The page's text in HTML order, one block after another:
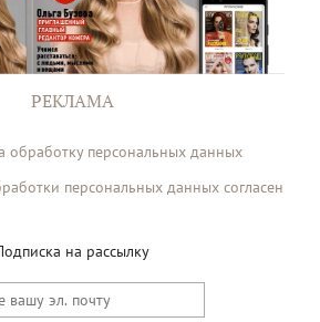
РЕКЛАМА
обработку персональных данных
персональных данных согласен
на рассылку